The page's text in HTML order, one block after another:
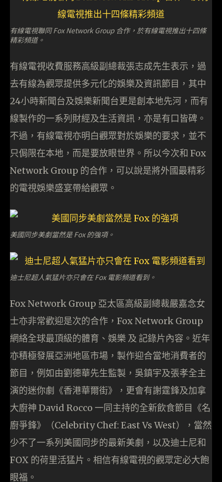
有線電視聯同 Fox Network Group 合作，於有線電視推出十四條
精彩頻道。
有線電視收費服務高級副總裁張志成先生表示，過
去有線為觀眾提供多元化的娛樂及資訊節目，其中
24小時新聞台及娛樂新聞台更是創本地先河，而有
線製作的一系列財經及生活資訊，亦是有口皆碑。
不過，有線電視亦明白觀眾對於娛樂的要求，並不
只侷限在本地，而是要放眼世界。所以今次和 Fox
Network Group 的合作，可以說是將外國最精彩
的電視娛樂盛宴帶給觀眾。
美國同步美劇當然是 Fox 的強項。
迪士尼超人氣猛片亦只會在 Fox 電影頻道看到。
Fox Network Group 亞太區高級副總裁嚴嘉念女
士亦非常歡迎是次的合作，Fox Network Group
網絡全球最頂級的體育、娛樂 及 記錄片內容。近年
亦積極發展亞洲地區市場，製作迎合當地消費者的
節目，例如由劉德華先生監製，吳鎮宇及張孝全主
演的迷你劇《香港華爾街》，更會有謝霆鋒及加拿
大廚神 David Rocco 一同主持的全新飲食節目《名
廚爭鋒》（Celebrity Chef: East Vs West），當然
少不了一系列美國同步的最新美劇，以及迪士尼和
FOX 的荷里活猛片。相信有線電視的觀眾定必大飽
眼福。